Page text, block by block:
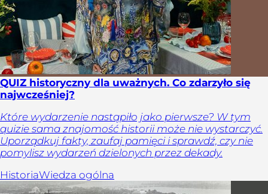
QUIZ historyczny dla uważnych. Co zdarzyło się
najwcześniej?
Które wydarzenie nastąpiło jako pierwsze? W tym
quizie sama znajomość historii może nie wystarczyć.
Uporządkuj fakty, zaufaj pamięci i sprawdź, czy nie
pomylisz wydarzeń dzielonych przez dekady.
HistoriaWiedza ogólna